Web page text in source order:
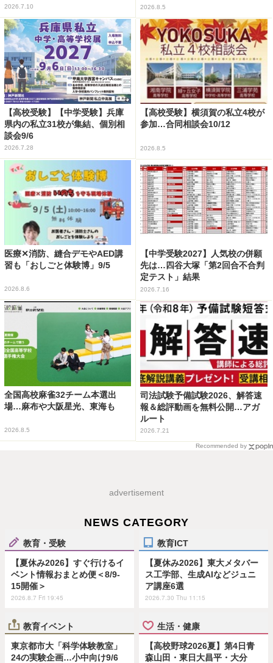
2026.7.10 2026.8.5
【高校受験】【中学受験】兵庫
県内の私立31校が集結、個別相
談会9/6
2026.7.28
【高校受験】横須賀の私立4校が
参加…合同相談会10/12
2026.8.5
医療✕消防、縫合デモやAED講
習も「おしごと体験博」9/5
2026.8.6
【中学受験2027】人気校の併願
先は…四谷大塚「第2回合不合判
定テスト」結果
2026.7.16
全国高校麻雀32チーム本選出
場…麻布や大阪星光、東海も
2026.8.5
司法試験予備試験2026、解答速
報＆総評動画を無料公開…アガ
ルート
2026.7.21
Recommended by
advertisement
NEWS CATEGORY
教育・受験
【夏休み2026】すぐ行けるイ
ベント情報おまとめ便＜8/9-
15開催＞
2026.8.7 Fri 19:45
教育ICT
【夏休み2026】東大メタバー
ス工学部、生成AIなどジュニ
ア講座6選
2026.7.30 Thu 11:15
教育イベント
東京都市大「科学体験教室」
24の実験企画…小中向け9/6
生活・健康
【高校野球2026夏】第4日青
森山田・東日大昌平・大分